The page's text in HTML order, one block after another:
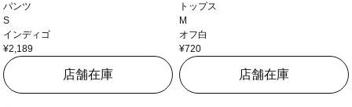
パンツ
S
インディゴ
¥2,189
店舗在庫
トップス
M
オフ白
¥720
店舗在庫